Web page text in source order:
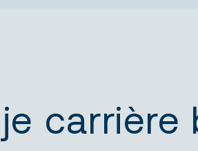
carrière